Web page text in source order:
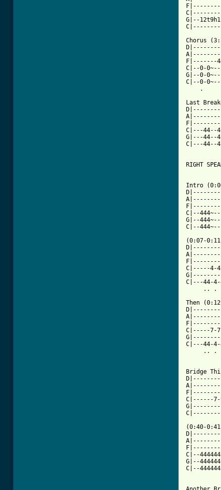
G|--
Chorus
F|-------
C|--0-
G|--0-
C|--0-
.
Last
C|---44--
G|---44--
C|---44--
RIGHT
Intro
C|--
G|--
C|--
(0:07-
C|-----4-
C|---44-
Then
C|-----7-
C|---44-
.. .
Bridge
C|------
(0:40-
C|--
G|--
C|--